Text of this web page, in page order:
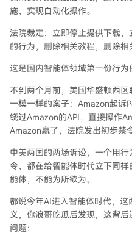
里）谈判授权、通过API接口
过”到“合规”的战略调整。 综合分析，中美司法案
例及行业实践表明，智能体“
束，行业正进入“合规竞赛”时
责。监管通过对激进典型案例
个行业走向规范合作。未来
与平台通过授权对接，推动
施，实现自动化操作。
法院裁定：立即停止提供下载
的行为，删除相关教程，删除相
这是国内智能体领域第一份行为
不到两个月前，美国华盛顿西
一模一样的案子：Amazon起诉
绕过Amazon的API，直接操作
Amazon赢了，法院发出初步禁
中美两国的两场诉讼，一个用
令，都在给智能体时代立下同
能体，不能为所欲为。
都说今年AI进入智能体时代，这
义，你浪哥吃瓜后发现，这背
问题：